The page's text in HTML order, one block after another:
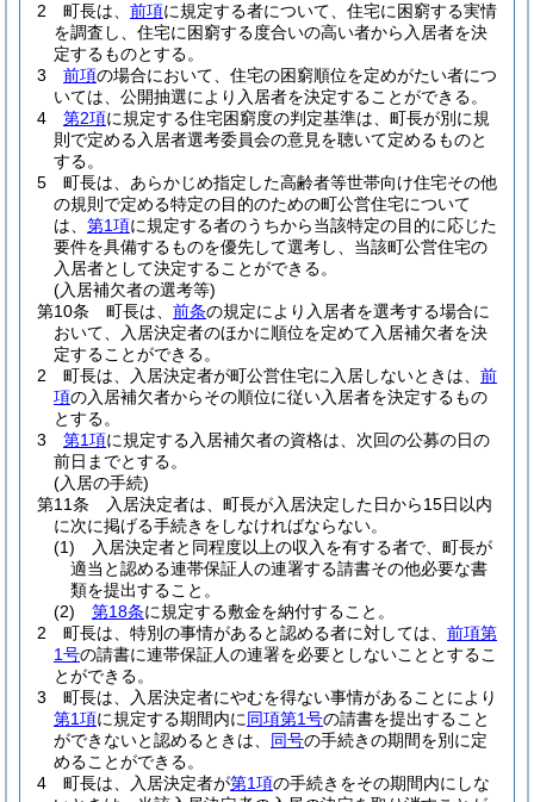
2
町長は、 前項に規定する者について、住宅に困窮する実情
を調査し、住宅に困窮する度合いの高い者から入居者を決
定するものとする。
3
前項の場合において、住宅の困窮順位を定めがたい者につ
いては、公開抽選により入居者を決定することができる。
4
第2項に規定する住宅困窮度の判定基準は、町長が別に規
則で定める入居者選考委員会の意見を聴いて定めるものと
する。
5
町長は、あらかじめ指定した高齢者等世帯向け住宅その他
の規則で定める特定の目的のための町公営住宅について
は、 第1項に規定する者のうちから当該特定の目的に応じた
要件を具備するものを優先して選考し、当該町公営住宅の
入居者として決定することができる。
(入居補欠者の選考等)
第10条
町長は、 前条の規定により入居者を選考する場合に
おいて、入居決定者のほかに順位を定めて入居補欠者を決
定することができる。
2
町長は、入居決定者が町公営住宅に入居しないときは、 前
項の入居補欠者からその順位に従い入居者を決定するもの
とする。
3
第1項に規定する入居補欠者の資格は、次回の公募の日の
前日までとする。
(入居の手続)
第11条
入居決定者は、町長が入居決定した日から15日以内
に次に掲げる手続きをしなければならない。
(1)
入居決定者と同程度以上の収入を有する者で、町長が
適当と認める連帯保証人の連署する請書その他必要な書
類を提出すること。
(2)
第18条に規定する敷金を納付すること。
2
町長は、特別の事情があると認める者に対しては、 前項第
1号の請書に連帯保証人の連署を必要としないこととするこ
とができる。
3
町長は、入居決定者にやむを得ない事情があることにより
第1項に規定する期間内に同項第1号の請書を提出すること
ができないと認めるときは、 同号の手続きの期間を別に定
めることができる。
4
町長は、入居決定者が第1項の手続きをその期間内にしな